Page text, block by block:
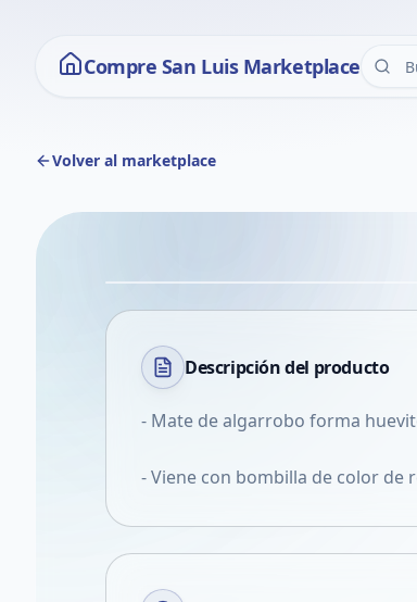
Compre San Luis Marketplace
Volver al marketplace
Descripción del producto
- Mate de algarrobo forma
- Viene con bombilla de color de